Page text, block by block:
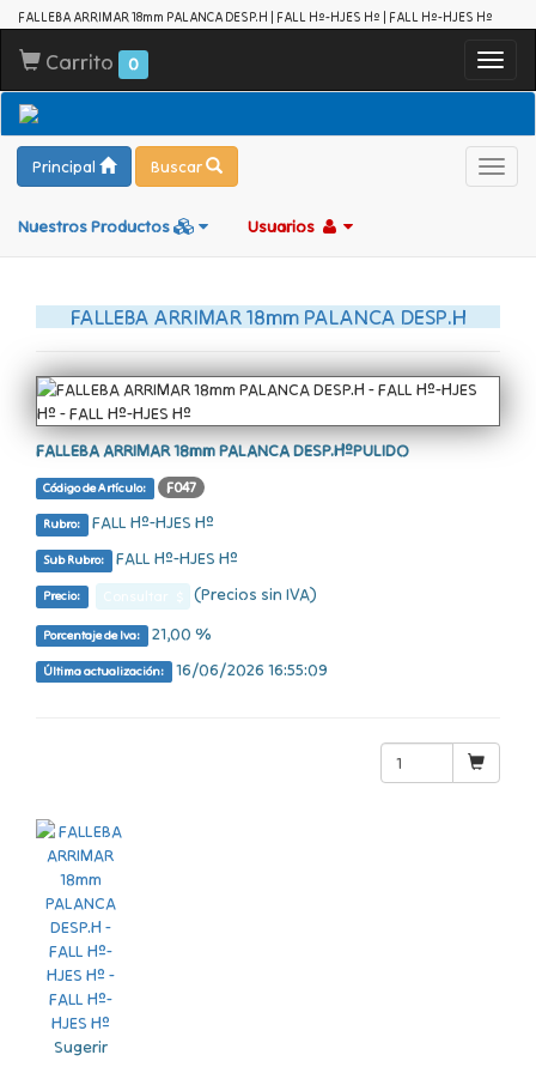
FALLEBA ARRIMAR 18mm PALANCA DESP.H | FALL Hº-HJES Hº | FALL Hº-HJES Hº
Carrito 0
Principal Buscar
Nuestros Productos Usuarios
FALLEBA ARRIMAR 18mm PALANCA DESP.H
FALLEBA ARRIMAR 18mm PALANCA DESP.HºPULIDO
Código de Artículo: F047
Rubro: FALL Hº-HJES Hº
Sub Rubro: FALL Hº-HJES Hº
Precio: (Precios sin IVA)
Porcentaje de Iva: 21,00 %
Última actualización: 16/06/2026 16:55:09
Sugerir